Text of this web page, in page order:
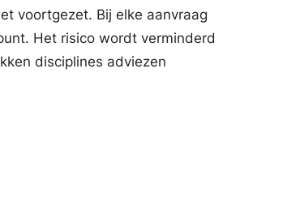
voortgezet. Bij elke aanvraag
Het risico wordt verminderd
disciplines adviezen